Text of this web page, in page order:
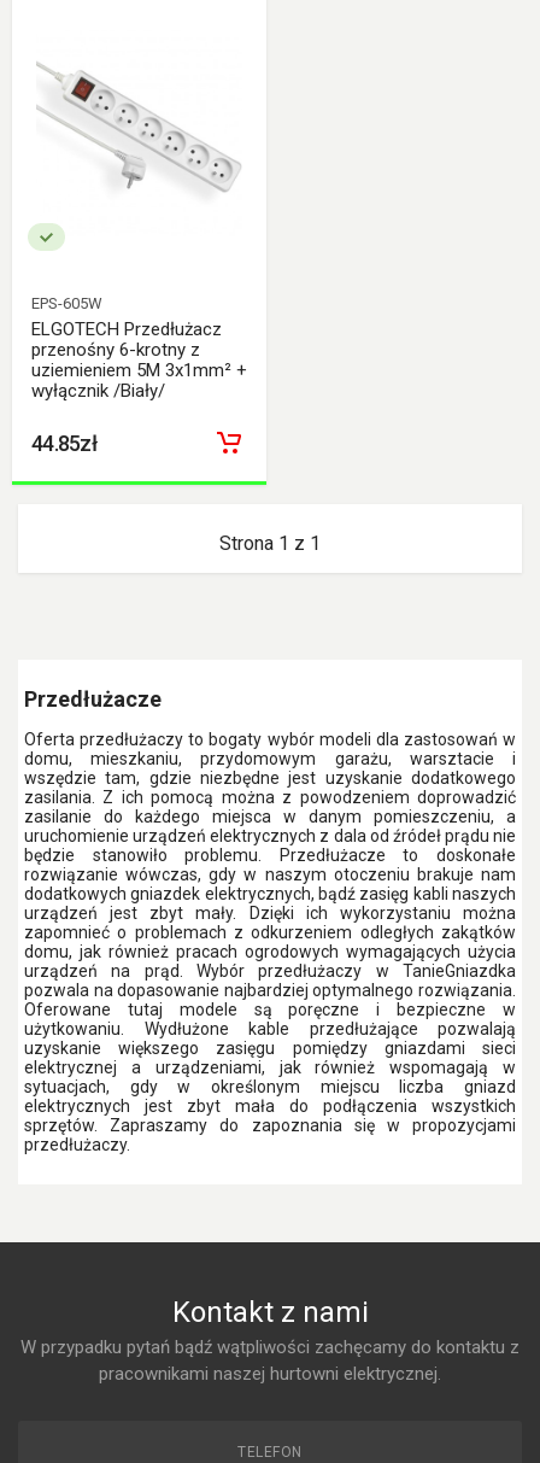
Przedłużacze
Oferta przedłużaczy to bogaty wybór modeli dla zastosowań w
domu, mieszkaniu, przydomowym garażu, warsztacie i
wszędzie tam, gdzie niezbędne jest uzyskanie dodatkowego
zasilania. Z ich pomocą można z powodzeniem doprowadzić
zasilanie do każdego miejsca w danym pomieszczeniu, a
uruchomienie urządzeń elektrycznych z dala od źródeł prądu nie
będzie stanowiło problemu. Przedłużacze to doskonałe
rozwiązanie wówczas, gdy w naszym otoczeniu brakuje nam
dodatkowych gniazdek elektrycznych, bądź zasięg kabli naszych
urządzeń jest zbyt mały. Dzięki ich wykorzystaniu można
zapomnieć o problemach z odkurzeniem odległych zakątków
domu, jak również pracach ogrodowych wymagających użycia
urządzeń na prąd. Wybór przedłużaczy w TanieGniazdka
pozwala na dopasowanie najbardziej optymalnego rozwiązania.
Oferowane tutaj modele są poręczne i bezpieczne w
użytkowaniu. Wydłużone kable przedłużające pozwalają
uzyskanie większego zasięgu pomiędzy gniazdami sieci
elektrycznej a urządzeniami, jak również wspomagają w
sytuacjach, gdy w określonym miejscu liczba gniazd
elektrycznych jest zbyt mała do podłączenia wszystkich
sprzętów. Zapraszamy do zapoznania się w propozycjami
przedłużaczy.
EPS-605W
ELGOTECH Przedłużacz
przenośny 6-krotny z
uziemieniem 5M 3x1mm² +
wyłącznik /Biały/
44.85zł
Strona 1 z 1
Kontakt z nami
W przypadku pytań bądź wątpliwości zachęcamy do kontaktu z
pracownikami naszej hurtowni elektrycznej.
TELEFON